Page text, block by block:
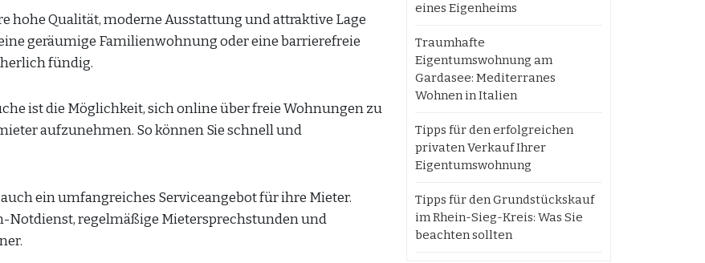
hohe Qualität, moderne Ausstattung und attraktive Lage
geräumige Familienwohnung oder eine barrierefreie
fündig.
ist die Möglichkeit, sich online über freie Wohnungen zu
aufzunehmen. So können Sie schnell und
ein umfangreiches Serviceangebot für ihre Mieter.
Notdienst, regelmäßige Mietersprechstunden und
eines Eigenheims
Traumhafte
Eigentumswohnung am
Gardasee: Mediterranes
Wohnen in Italien
Tipps für den erfolgreichen
privaten Verkauf Ihrer
Eigentumswohnung
Tipps für den Grundstückskauf
im Rhein-Sieg-Kreis: Was Sie
beachten sollten